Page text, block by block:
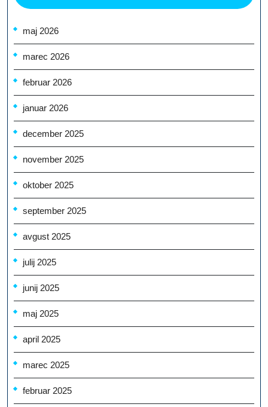
maj 2026
marec 2026
februar 2026
januar 2026
december 2025
november 2025
oktober 2025
september 2025
avgust 2025
julij 2025
junij 2025
maj 2025
april 2025
marec 2025
februar 2025